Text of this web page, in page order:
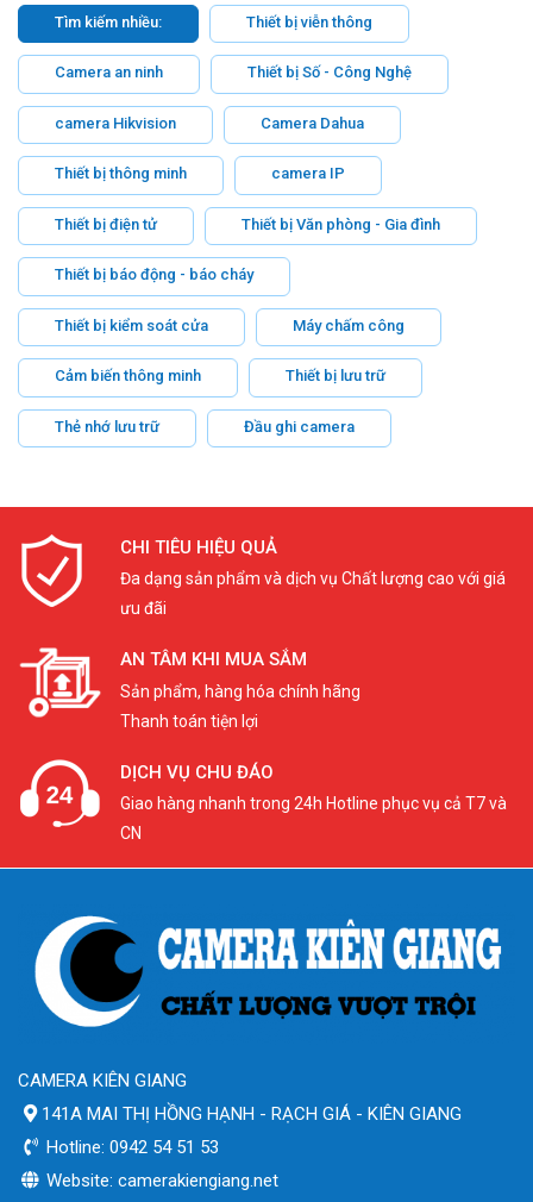
Tìm kiếm nhiều: Thiết bị viễn thông
Camera an ninh Thiết bị Số - Công Nghệ
camera Hikvision Camera Dahua
Thiết bị thông minh camera IP
Thiết bị điện tử Thiết bị Văn phòng - Gia đình
Thiết bị báo động - báo cháy
Thiết bị kiểm soát cửa Máy chấm công
Cảm biến thông minh Thiết bị lưu trữ
Thẻ nhớ lưu trữ Đầu ghi camera
CHI TIÊU HIỆU QUẢ
Đa dạng sản phẩm và dịch vụ Chất lượng cao với giá
ưu đãi
AN TÂM KHI MUA SẮM
Sản phẩm, hàng hóa chính hãng
Thanh toán tiện lợi
DỊCH VỤ CHU ĐÁO
Giao hàng nhanh trong 24h Hotline phục vụ cả T7 và
CN
CAMERA KIÊN GIANG
141A MAI THỊ HỒNG HẠNH - RẠCH GIÁ - KIÊN GIANG
Hotline: 0942 54 51 53
Website: camerakiengiang.net